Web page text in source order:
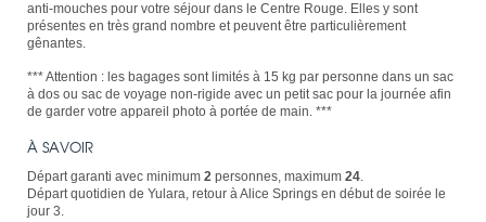
anti-mouches pour votre séjour dans le Centre Rouge. Elles y sont
présentes en très grand nombre et peuvent être particulièrement
gênantes.
*** Attention : les bagages sont limités à 15 kg par personne dans un sac
à dos ou sac de voyage non-rigide avec un petit sac pour la journée afin
de garder votre appareil photo à portée de main. ***
À SAVOIR
Départ garanti avec minimum 2 personnes, maximum 24.
Départ quotidien de Yulara, retour à Alice Springs en début de soirée le
jour 3.